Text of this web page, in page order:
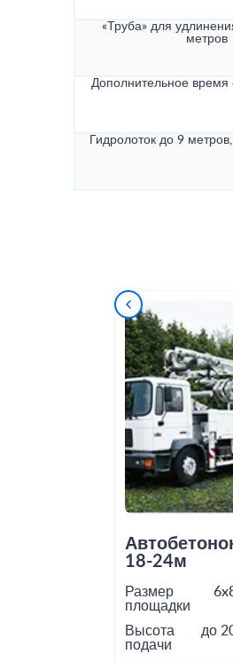
«Труба» для
метров
Дополнительное
Гидролоток до 9
18-24м
Размер
площадки
Высота
подачи
до